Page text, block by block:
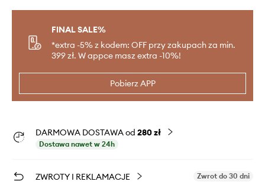
FINAL SALE%
*extra -5% z kodem: OFF przy zakupach za min.
399 zł. W appce masz extra -10%!
Pobierz APP
DARMOWA DOSTAWA od 280 zł
Dostawa nawet w 24h
ZWROTY I REKLAMACJE Zwrot do 30 dni